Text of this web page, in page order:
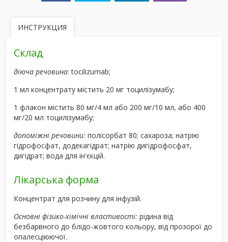
ИНСТРУКЦИЯ
Склад
діюча речовина: tocilizumab;
1 мл концентрату містить 20 мг тоцилізумабу;
1 флакон містить 80 мг/4 мл або 200 мг/10 мл, або 400
мг/20 мл тоцилізумабу;
допоміжні речовини: полісорбат 80; сахароза; натрію
гідрофосфат, додекагідрат; натрію дигідрофосфат,
дигідрат; вода для ін'єкцій.
Лікарська форма
Концентрат для розчину для інфузій.
Основні фізико-хімічні властивості: рідина від
безбарвного до блідо-жовтого кольору, від прозорої до
опалесціюючої.